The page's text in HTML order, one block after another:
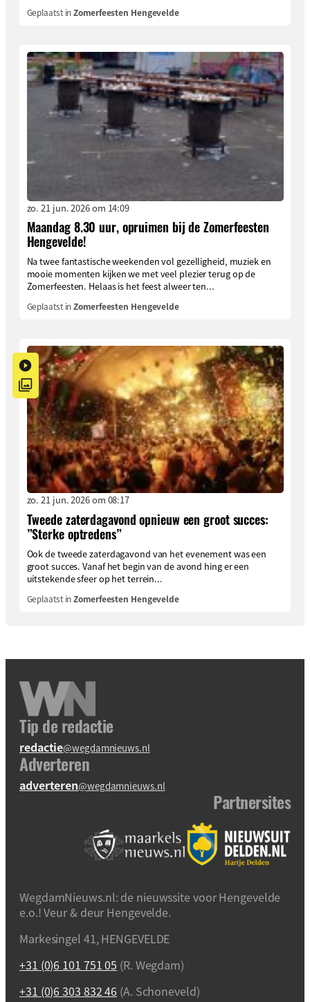
Geplaatst inZomerfeesten Hengevelde
zo. 21 jun. 2026 om 14:09
Maandag 8.30 uur, opruimen bij de Zomerfeesten
Hengevelde!
Na twee fantastische weekenden vol gezelligheid, muziek en
mooie momenten kijken we met veel plezier terug op de
Zomerfeesten. Helaas is het feest alweer ten...
Geplaatst inZomerfeesten Hengevelde
zo. 21 jun. 2026 om 08:17
Tweede zaterdagavond opnieuw een groot succes:
”Sterke optredens”
Ook de tweede zaterdagavond van het evenement was een
groot succes. Vanaf het begin van de avond hing er een
uitstekende sfeer op het terrein...
Geplaatst inZomerfeesten Hengevelde
Tip de redactie
redactie@wegdamnieuws.nl
Adverteren
adverteren@wegdamnieuws.nl
Partnersites
WegdamNieuws.nl: de nieuwssite voor Hengevelde
e.o.! Veur & deur Hengevelde.
Markesingel 41, HENGEVELDE
+31 (0)6 101 751 05 (R. Wegdam)
+31 (0)6 303 832 46 (A. Schoneveld)